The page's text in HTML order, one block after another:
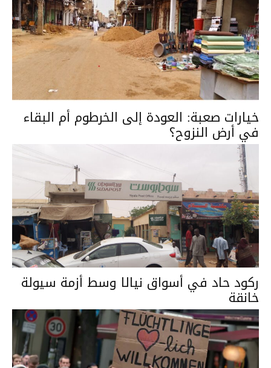
خيارات صعبة: العودة إلى الخرطوم أم البقاء
في أرض النزوح؟
ركود حاد في أسواق نيالا وسط أزمة سيولة
خانقة